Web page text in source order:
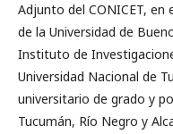
Adjunto del CONICET,
de la Universidad de
Instituto de
Universidad Nacional de
universitario de grado y
Tucumán, Río Negro y